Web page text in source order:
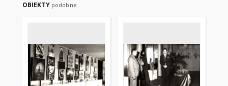
OBIEKTY podobne